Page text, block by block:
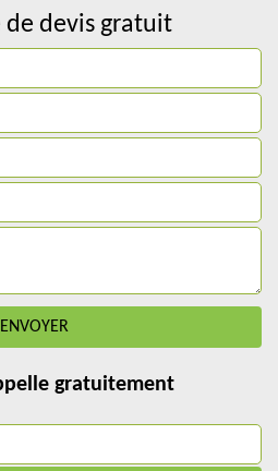
de devis gratuit
gratuitement